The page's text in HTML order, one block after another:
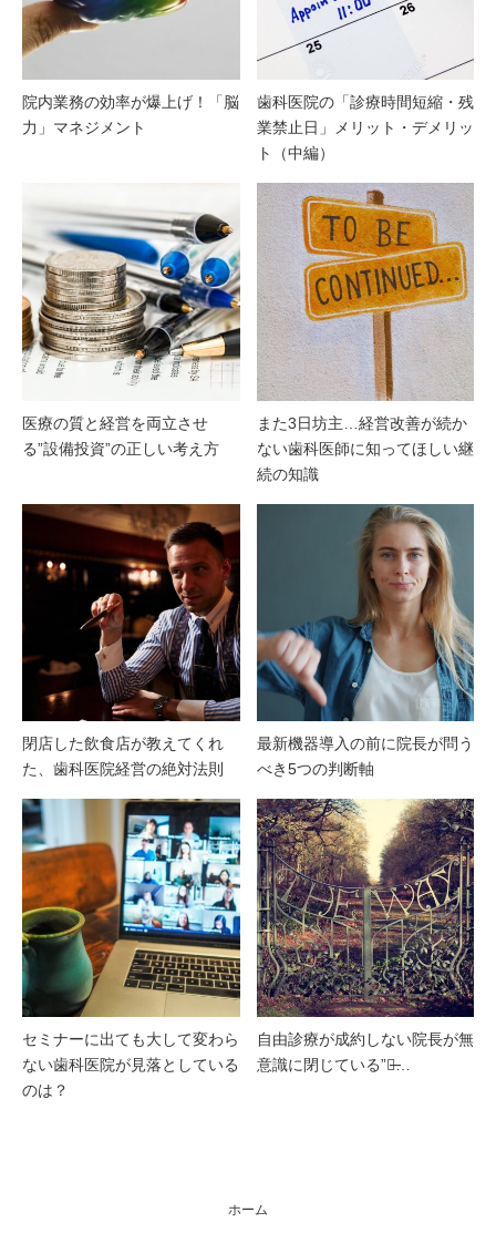
院内業務の効率が爆上げ！「脳
力」マネジメント
歯科医院の「診療時間短縮・残
業禁止日」メリット・デメリッ
ト（中編）
医療の質と経営を両立させ
る”設備投資”の正しい考え方
また3日坊主…経営改善が続か
ない歯科医師に知ってほしい継
続の知識
閉店した飲食店が教えてくれ
た、歯科医院経営の絶対法則
最新機器導入の前に院長が問う
べき5つの判断軸
セミナーに出ても大して変わら
ない歯科医院が見落としている
のは？
自由診療が成約しない院長が無
意識に閉じている”扉̶…
ホーム